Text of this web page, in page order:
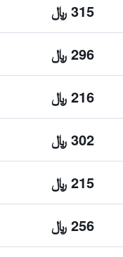
315 ﷼
296 ﷼
216 ﷼
302 ﷼
215 ﷼
256 ﷼